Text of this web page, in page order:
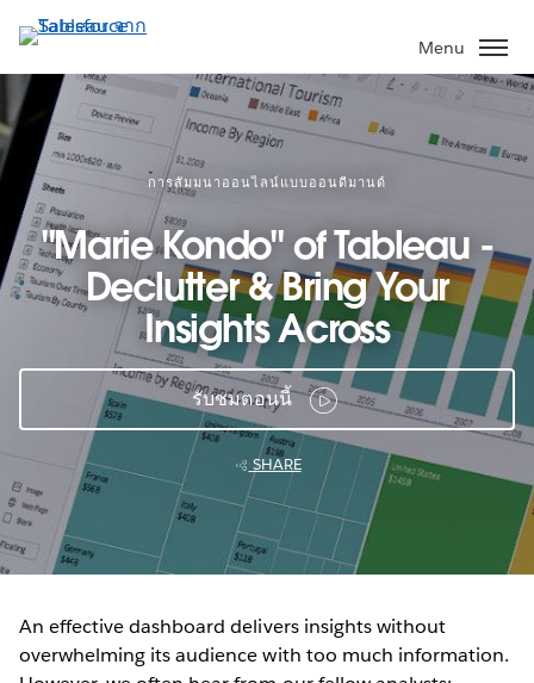
ไป
ที่
เนื้อหา
หลัก
Menu
การสัมมนาออนไลน์แบบออนดีมานด์
"Marie Kondo" of Tableau -
Declutter & Bring Your
Insights Across
รับชมตอนนี้
SHARE
An effective dashboard delivers insights without
overwhelming its audience with too much information.